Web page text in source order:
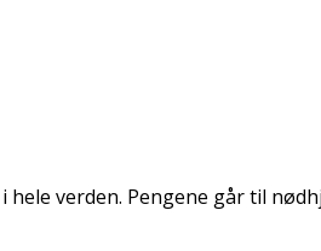
verden. Pengene går til